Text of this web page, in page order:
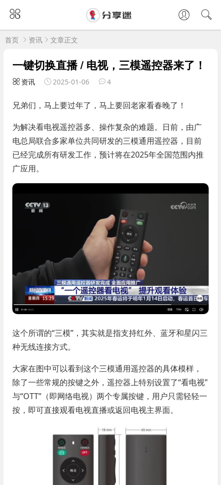
首页 资讯 文章正文
一键切换直播 / 电视，三模遥控器来了！
资讯 2025-01-06 4
兄弟们，马上要过年了，马上要回老家看春晚了！
为解决看电视遥控器多、操作复杂的难题。日前，由广
电总局联合多家单位共同研发的三模通用遥控器，目前
已经完成所有研发工作，预计将在2025年全国范围内推
广应用。
这个所谓的“三模”，其实就是指支持红外、蓝牙和星闪三
种无线连接方式。
大家在图中可以看到这个三模通用遥控器的具体模样，
除了一些常规的按键之外，遥控器上特别设置了“看电视”
与“OTT”（即网络电视）两个专属按键，用户只需轻轻一
按，即可直接观看电视直播或返回电视主界面。